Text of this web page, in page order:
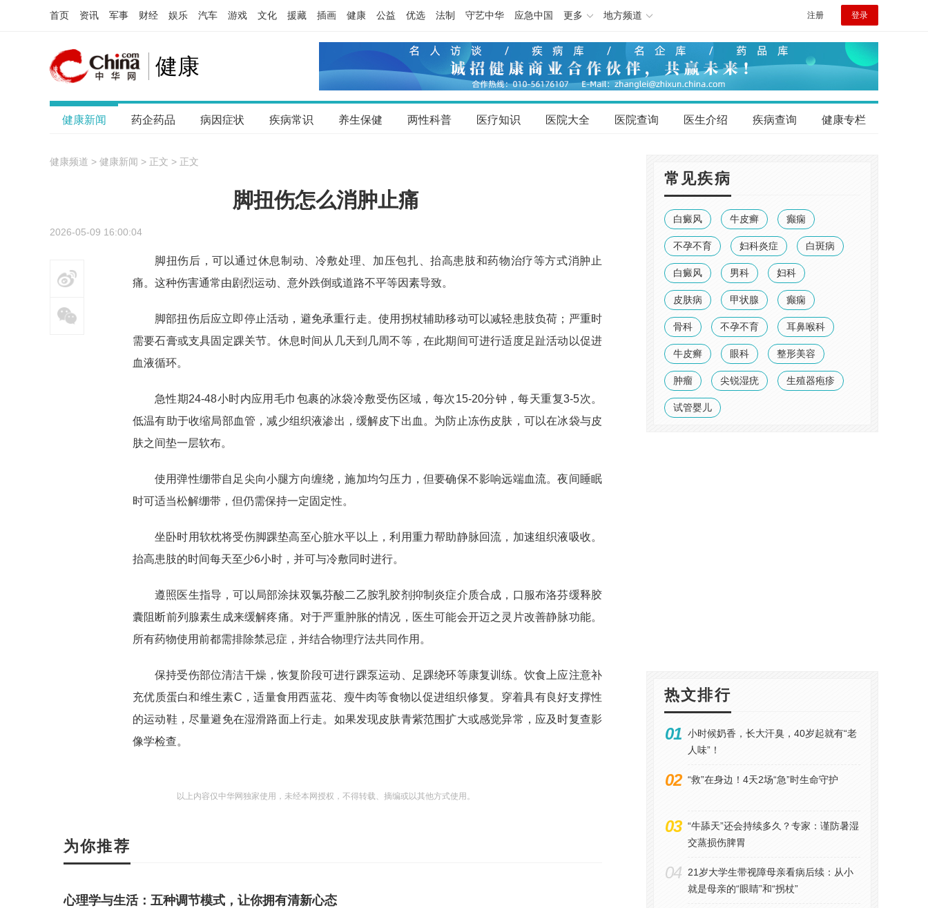
首页 资讯 军事 财经 娱乐 汽车 游戏 文化 援藏 插画 健康 公益 优选 法制 守艺中华 应急中国 更多 地方频道 注册 登录
健康
健康新闻 药企药品 病因症状 疾病常识 养生保健 两性科普 医疗知识 医院大全 医院查询 医生介绍 疾病查询 健康专栏
健康频道 > 健康新闻 > 正文 > 正文
脚扭伤怎么消肿止痛
2026-05-09 16:00:04
脚扭伤后，可以通过休息制动、冷敷处理、加压包扎、抬高患肢和药物治疗等方式消肿止
痛。这种伤害通常由剧烈运动、意外跌倒或道路不平等因素导致。
脚部扭伤后应立即停止活动，避免承重行走。使用拐杖辅助移动可以减轻患肢负荷；严重时
需要石膏或支具固定踝关节。休息时间从几天到几周不等，在此期间可进行适度足趾活动以促进
血液循环。
急性期24-48小时内应用毛巾包裹的冰袋冷敷受伤区域，每次15-20分钟，每天重复3-5次。
低温有助于收缩局部血管，减少组织液渗出，缓解皮下出血。为防止冻伤皮肤，可以在冰袋与皮
肤之间垫一层软布。
使用弹性绷带自足尖向小腿方向缠绕，施加均匀压力，但要确保不影响远端血流。夜间睡眠
时可适当松解绷带，但仍需保持一定固定性。
坐卧时用软枕将受伤脚踝垫高至心脏水平以上，利用重力帮助静脉回流，加速组织液吸收。
抬高患肢的时间每天至少6小时，并可与冷敷同时进行。
遵照医生指导，可以局部涂抹双氯芬酸二乙胺乳胶剂抑制炎症介质合成，口服布洛芬缓释胶
囊阻断前列腺素生成来缓解疼痛。对于严重肿胀的情况，医生可能会开迈之灵片改善静脉功能。
所有药物使用前都需排除禁忌症，并结合物理疗法共同作用。
保持受伤部位清洁干燥，恢复阶段可进行踝泵运动、足踝绕环等康复训练。饮食上应注意补
充优质蛋白和维生素C，适量食用西蓝花、瘦牛肉等食物以促进组织修复。穿着具有良好支撑性
的运动鞋，尽量避免在湿滑路面上行走。如果发现皮肤青紫范围扩大或感觉异常，应及时复查影
像学检查。
以上内容仅中华网独家使用，未经本网授权，不得转载、摘编或以其他方式使用。
为你推荐
心理学与生活：五种调节模式，让你拥有清新心态
常见疾病
白癜风 牛皮癣 癫痫
不孕不育 妇科炎症 白斑病
白癜风 男科 妇科
皮肤病 甲状腺 癫痫
骨科 不孕不育 耳鼻喉科
牛皮癣 眼科 整形美容
肿瘤 尖锐湿疣 生殖器疱疹
试管婴儿
热文排行
01 小时候奶香，长大汗臭，40岁起就有“老
人味”！
02 “救”在身边！4天2场“急”时生命守护
03 “牛舔天”还会持续多久？专家：谨防暑湿
交蒸损伤脾胃
04
21岁大学生带视障母亲看病后续：从小
就是母亲的“眼睛”和“拐杖”